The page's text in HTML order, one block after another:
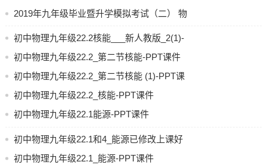
第７题图 第８题图
／ｓ的速度匀速向右运动，拉力Ｆ的功率为 Ｗ．
９．水壶里装有２ｋｇ、２０℃的水，用天然气炉具将其加
热至１００℃，则水吸收的热量是 Ｊ．若烧开
这壶水消耗天然气０．０２８ｍ３，则天然气炉具的效率
＝４．２×１０３
Ｊ／（ｋｇ·℃）］
卷.doc
2019年九年级毕业暨升学模拟考试（二） 物
理试卷含答案
初中物理九年级22.2核能___新人教版_2(1)-
PPT课件
初中物理九年级22.2_第二节核能-PPT课件
初中物理九年级22.2_第二节核能 (1)-PPT课
件
初中物理九年级22.2_核能-PPT课件
初中物理九年级22.1能源-PPT课件
初中物理九年级22.1和4_能源已修改上课好
用-PPT课件
初中物理九年级22.1_能源-PPT课件